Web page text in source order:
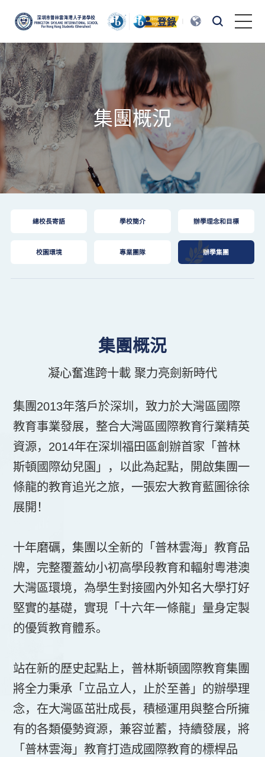
登錄
首頁
認識普林雲海
普林雲海教育
校園生活
集團概況
總校長寄語 學校簡介 辦學理念和目標
校園環境 專業團隊 辦學集團
集團概況
凝心奮進跨十載 聚力亮劍新時代
集團2013年落戶於深圳，致力於大灣區國際
教育事業發展，整合大灣區國際教育行業精英
資源，2014年在深圳福田區創辦首家「普林
斯頓國際幼兒園」，以此為起點，開啟集團一
條龍的教育追光之旅，一張宏大教育藍圖徐徐
展開！
十年磨礪，集團以全新的「普林雲海」教育品
牌，完整覆蓋幼小初高學段教育和輻射粵港澳
大灣區環境，為學生對接國內外知名大學打好
堅實的基礎，實現「十六年一條龍」量身定製
的優質教育體系。
站在新的歷史起點上，普林斯頓國際教育集團
將全力秉承「立品立人，止於至善」的辦學理
念，在大灣區茁壯成長，積極運用與整合所擁
有的各類優勢資源，兼容並蓄，持續發展，將
「普林雲海」教育打造成國際教育的標桿品